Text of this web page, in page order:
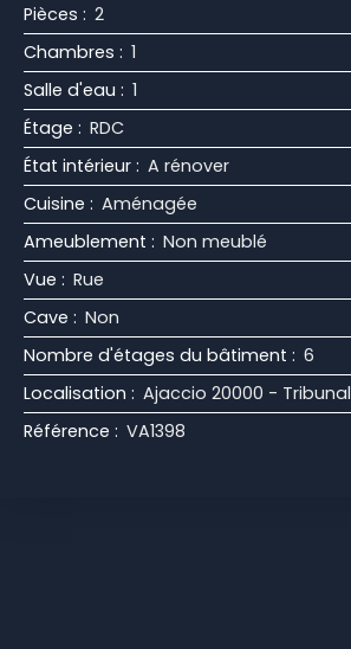
Pièces : 2
Chambres : 1
Salle d'eau : 1
Étage : RDC
État intérieur : A rénover
Cuisine : Aménagée
Ameublement : Non meublé
Vue : Rue
Cave : Non
Nombre d'étages du bâtiment : 6
Localisation : Ajaccio 20000 - Tribunal
Référence : VA1398